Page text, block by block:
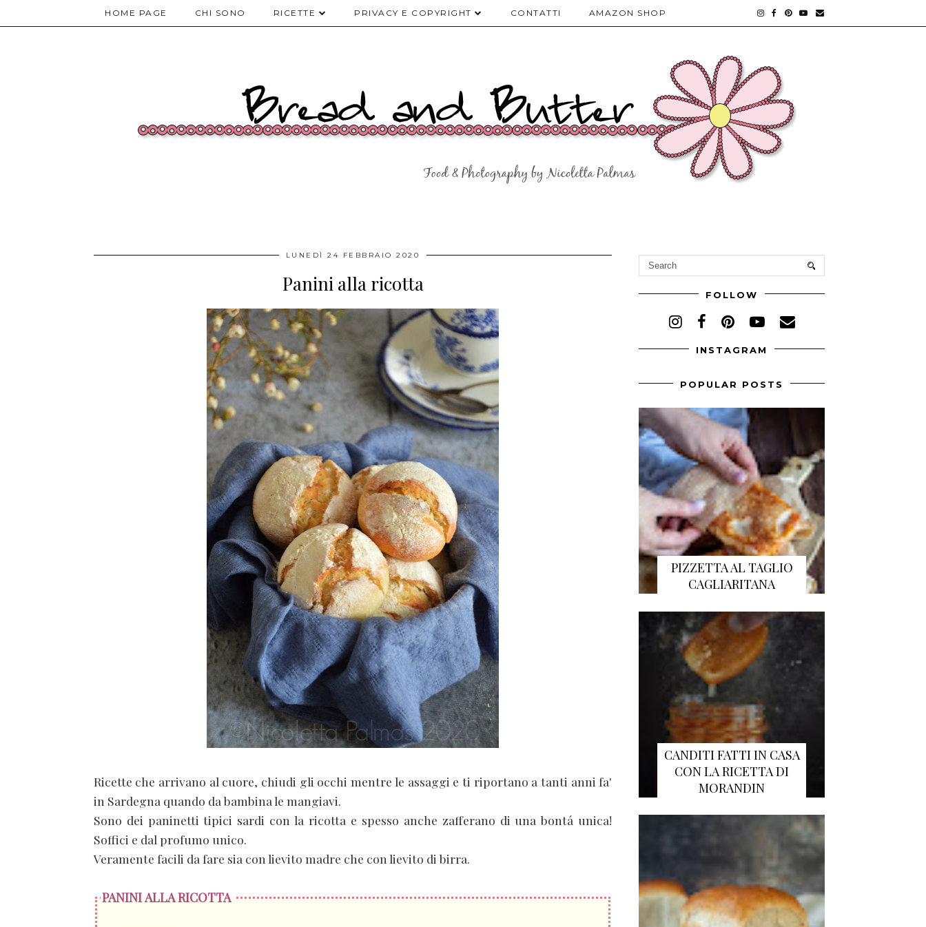
HOME PAGE CHI SONO RICETTE PRIVACY E COPYRIGHT CONTATTI AMAZON SHOP
LUNEDÌ 24 FEBBRAIO 2020
Panini alla ricotta
Ricette che arrivano al cuore, chiudi gli occhi mentre le assaggi e ti riportano a tanti anni fa'
in Sardegna quando da bambina le mangiavi.
Sono dei paninetti tipici sardi con la ricotta e spesso anche zafferano di una bontá unica!
Soffici e dal profumo unico.
Veramente facili da fare sia con lievito madre che con lievito di birra.
PANINI ALLA RICOTTA
FOLLOW
INSTAGRAM
POPULAR POSTS
PIZZETTA AL TAGLIO
CAGLIARITANA
CANDITI FATTI IN CASA
CON LA RICETTA DI
MORANDIN